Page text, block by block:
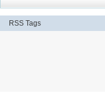
RSS Tags